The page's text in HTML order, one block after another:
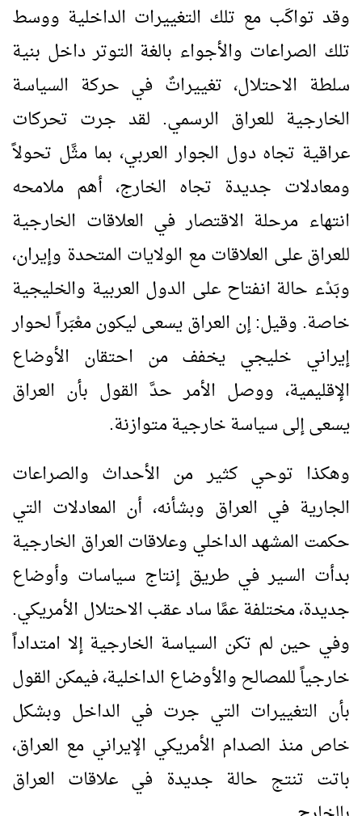
وقد تواكَب مع تلك التغييرات الداخلية ووسط
تلك الصراعات والأجواء بالغة التوتر داخل بنية
سلطة الاحتلال، تغييراتٌ في حركة السياسة
الخارجية للعراق الرسمي. لقد جرت تحركات
عراقية تجاه دول الجوار العربي، بما مثَّل تحولاً
ومعادلات جديدة تجاه الخارج، أهم ملامحه
انتهاء مرحلة الاقتصار في العلاقات الخارجية
للعراق على العلاقات مع الولايات المتحدة وإيران،
وبَدْء حالة انفتاح على الدول العربية والخليجية
خاصة. وقيل: إن العراق يسعى ليكون معْبَراً لحوار
إيراني خليجي يخفف من احتقان الأوضاع
الإقليمية، ووصل الأمر حدَّ القول بأن العراق
يسعى إلى سياسة خارجية متوازنة.
وهكذا توحي كثير من الأحداث والصراعات
الجارية في العراق وبشأنه، أن المعادلات التي
حكمت المشهد الداخلي وعلاقات العراق الخارجية
بدأت السير في طريق إنتاج سياسات وأوضاع
جديدة، مختلفة عمَّا ساد عقب الاحتلال الأمريكي.
وفي حين لم تكن السياسة الخارجية إلا امتداداً
خارجياً للمصالح والأوضاع الداخلية، فيمكن القول
بأن التغييرات التي جرت في الداخل وبشكل
خاص منذ الصدام الأمريكي الإيراني مع العراق،
باتت تنتج حالة جديدة في علاقات العراق